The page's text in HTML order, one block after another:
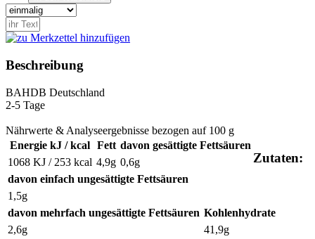
Beschreibung
BAHDB Deutschland
2-5 Tage
Nährwerte & Analyseergebnisse bezogen auf 100 g
Energie kJ / kcal
1068 KJ / 253 kcal
Fett
4,9g
davon gesättigte Fettsäuren
0,6g
davon einfach ungesättigte Fettsäuren
1,5g
davon mehrfach ungesättigte Fettsäuren
2,6g
Kohlenhydrate
41,9g
Zutaten: